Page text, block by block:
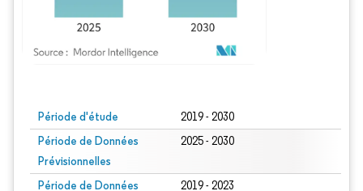
Période d'étude 2019 - 2030
Période de Données
Prévisionnelles
2025 - 2030
Période de Données
2019 - 2023